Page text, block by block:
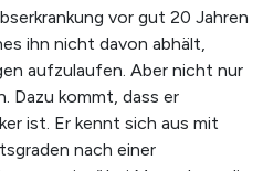
vor gut 20 Jahren
ihn nicht davon abhält,
aufzulaufen. Aber nicht nur
Dazu kommt, dass er
ist. Er kennt sich aus mit
nach einer